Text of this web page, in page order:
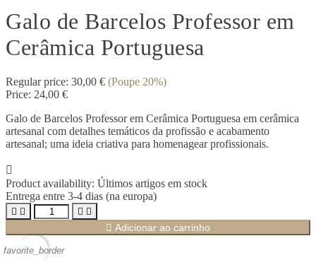
Galo de Barcelos Professor em
Cerâmica Portuguesa
Regular price: 30,00 € (Poupe 20%)
Price: 24,00 €
Galo de Barcelos Professor em Cerâmica Portuguesa em cerâmica
artesanal com detalhes temáticos da profissão e acabamento
artesanal; uma ideia criativa para homenagear profissionais.

Product availability: Últimos artigos em stock
Entrega entre 3-4 dias (na europa)
   
 Adicionar ao carrinho
favorite_border